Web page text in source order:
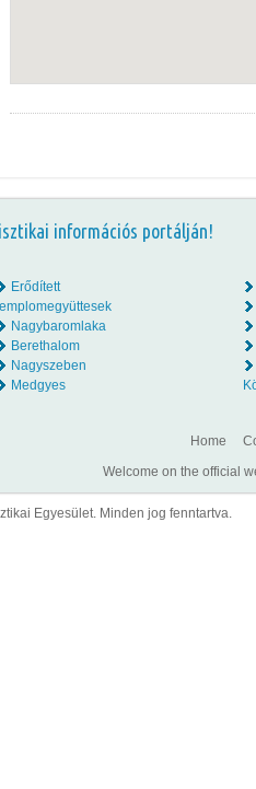
információs portálján!
Erődített
Nagybaromlaka
Berethalom
Nagyszeben
Medgyes
Home
Welcome on the official
Egyesület. Minden jog fenntartva.